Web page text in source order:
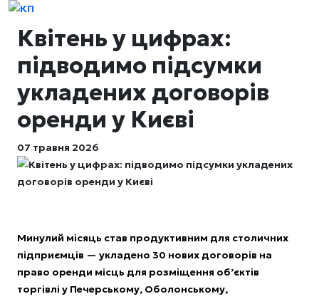
Квітень у цифрах:
підводимо підсумки
укладених договорів
оренди у Києві
07 травня 2026
Минулий місяць став продуктивним для столичних
підприємців — укладено 30 нових договорів на
право оренди місць для розміщення об’єктів
торгівлі у Печерському, Оболонському,